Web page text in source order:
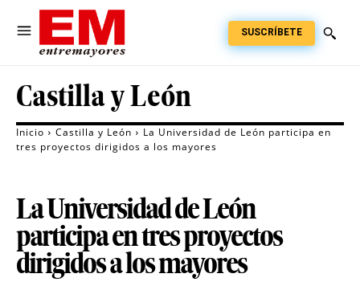
SUSCRÍBETE
Castilla y León
Inicio Castilla y León
La Universidad de León participa en
tres proyectos dirigidos a los mayores
La Universidad de León
participa en tres proyectos
dirigidos a los mayores